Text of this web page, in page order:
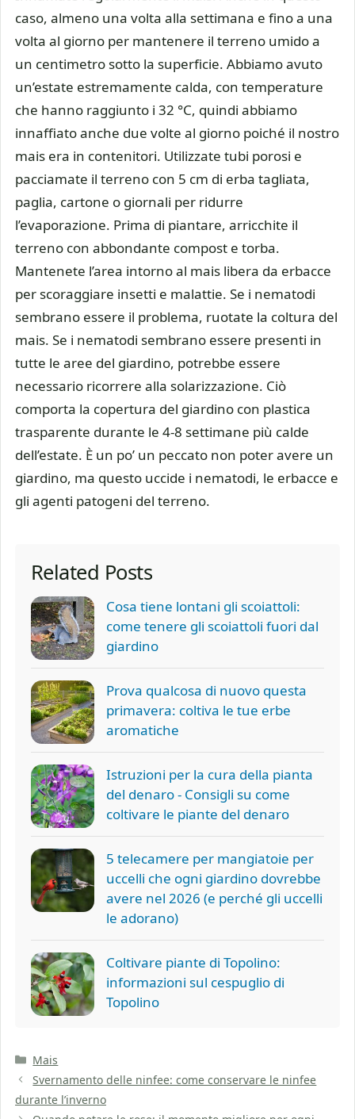
caso, almeno una volta alla settimana e fino a una
volta al giorno per mantenere il terreno umido a
un centimetro sotto la superficie. Abbiamo avuto
un’estate estremamente calda, con temperature
che hanno raggiunto i 32 °C, quindi abbiamo
innaffiato anche due volte al giorno poiché il nostro
mais era in contenitori. Utilizzate tubi porosi e
pacciamate il terreno con 5 cm di erba tagliata,
paglia, cartone o giornali per ridurre
l’evaporazione. Prima di piantare, arricchite il
terreno con abbondante compost e torba.
Mantenete l’area intorno al mais libera da erbacce
per scoraggiare insetti e malattie. Se i nematodi
sembrano essere il problema, ruotate la coltura del
mais. Se i nematodi sembrano essere presenti in
tutte le aree del giardino, potrebbe essere
necessario ricorrere alla solarizzazione. Ciò
comporta la copertura del giardino con plastica
trasparente durante le 4-8 settimane più calde
dell’estate. È un po’ un peccato non poter avere un
giardino, ma questo uccide i nematodi, le erbacce e
gli agenti patogeni del terreno.
Related Posts
Cosa tiene lontani gli scoiattoli:
come tenere gli scoiattoli fuori dal
giardino
Prova qualcosa di nuovo questa
primavera: coltiva le tue erbe
aromatiche
Istruzioni per la cura della pianta
del denaro - Consigli su come
coltivare le piante del denaro
5 telecamere per mangiatoie per
uccelli che ogni giardino dovrebbe
avere nel 2026 (e perché gli uccelli
le adorano)
Coltivare piante di Topolino:
informazioni sul cespuglio di
Topolino
Categorie
Mais
Svernamento delle ninfee: come conservare le ninfee
durante l’inverno